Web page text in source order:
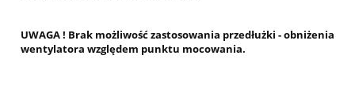
UWAGA ! Brak możliwość zastosowania przedłużki - obniżenia
wentylatora względem punktu mocowania.